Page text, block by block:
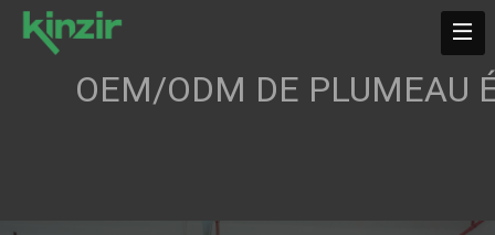
OEM/ODM DE PLUMEAU